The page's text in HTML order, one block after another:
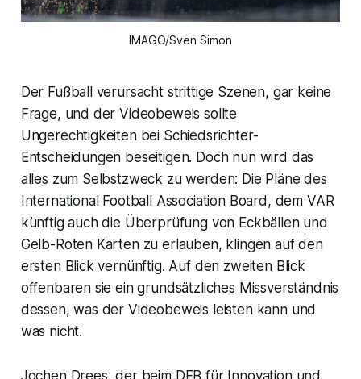
IMAGO/Sven Simon
Der Fußball verursacht strittige Szenen, gar keine
Frage, und der Videobeweis sollte
Ungerechtigkeiten bei Schiedsrichter-
Entscheidungen beseitigen. Doch nun wird das
alles zum Selbstzweck zu werden: Die Pläne des
International Football Association Board, dem VAR
künftig auch die Überprüfung von Eckbällen und
Gelb-Roten Karten zu erlauben, klingen auf den
ersten Blick vernünftig. Auf den zweiten Blick
offenbaren sie ein grundsätzliches Missverständnis
dessen, was der Videobeweis leisten kann und
was nicht.